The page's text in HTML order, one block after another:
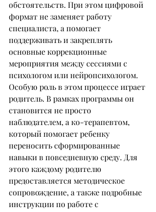
обстоятельств. При этом цифровой
формат не заменяет работу
специалиста, а помогает
поддерживать и закреплять
основные коррекционные
мероприятия между сессиями с
психологом или нейропсихологом.
Особую роль в этом процессе играет
родитель. В рамках программы он
становится не просто
наблюдателем, а ко-терапевтом,
который помогает ребенку
переносить сформированные
навыки в повседневную среду. Для
этого каждому родителю
предоставляется методическое
сопровождение, а также подробные
инструкции по работе с